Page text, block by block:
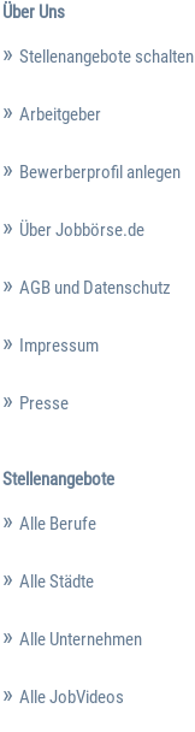
Über Uns
Stellenangebote schalten
Arbeitgeber
Bewerberprofil anlegen
Über Jobbörse.de
AGB und Datenschutz
Impressum
Presse
Stellenangebote
Alle Berufe
Alle Städte
Alle Unternehmen
Alle JobVideos